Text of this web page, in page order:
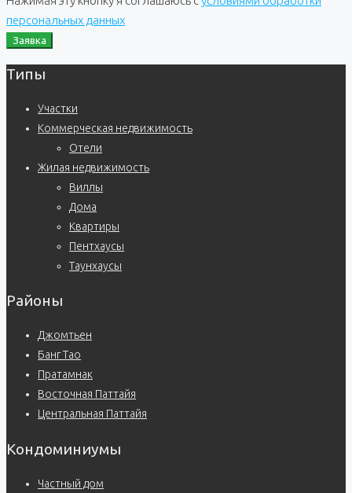
персональных данных
Заявка
Типы
Участки
Коммерческая недвижимость
Отели
Жилая недвижимость
Виллы
Дома
Квартиры
Пентхаусы
Таунхаусы
Районы
Джомтьен
Банг Тао
Пратамнак
Восточная Паттайя
Центральная Паттайя
Кондоминиумы
Частный дом